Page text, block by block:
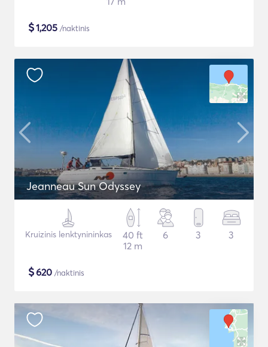
$1,205 /naktinis
Jeanneau Sun Odyssey
Kruizinis lenktynininkas
40 ft
12 m
6 3 3
$620 /naktinis